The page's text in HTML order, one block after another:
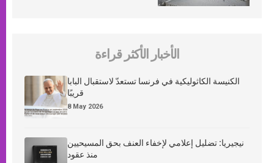
الأخبار الأكثر قراءة
الكنيسة الكاثوليكية في فرنسا تستعدّ لاستقبال البابا
قريبًا
8 May 2026
نيجيريا: تضليل إعلامي لإخفاء العنف بحق المسيحيين
منذ عقود